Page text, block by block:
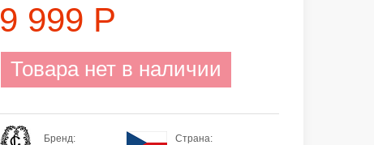
9 999 Р
Товара нет в наличии
Бренд:
Страна: